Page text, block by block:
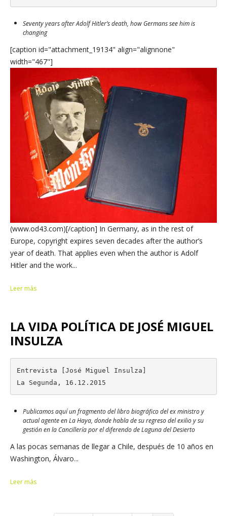
Seventy years after Adolf Hitler’s death, how Germans see him is
changing
[caption id="attachment_19134" align="alignnone"
width="467"]
(www.od43.com)[/caption] In Germany, as in the rest of
Europe, copyright expires seven decades after the author’s
year of death. That applies even when the author is Adolf
Hitler and the work...
Leer más
LA VIDA POLÍTICA DE JOSÉ MIGUEL
INSULZA
Entrevista [José Miguel Insulza]
La Segunda, 16.12.2015
Publicamos aquí un fragmento del libro biográfico del ex ministro y
actual agente en La Haya, donde habla de su regreso del exilio y su
gestión en la Cancillería por el diferendo de Laguna del Desierto
A las pocas semanas de llegar a Chile, después de 10 años en
Washington, Álvaro...
Leer más